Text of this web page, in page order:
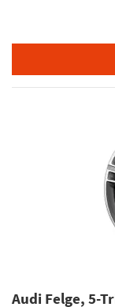
Audi Felge, 5-